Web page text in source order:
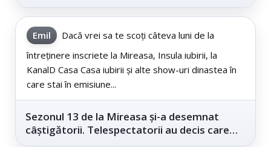
Emil
Dacă vrei sa te scoți câteva luni de la
întreținere inscriete la Mireasa, Insula iubirii, la
KanalD Casa Casa iubirii și alte show-uri dinastea în
care stai în emisiune...
Sezonul 13 de la Mireasa și-a desemnat
câștigătorii. Telespectatorii au decis care